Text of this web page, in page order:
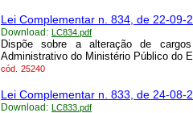
Lei Complementar n. 834, de 22-09-
Download: LC834.pdf
Dispõe sobre a alteração de
Administrativo do Ministério Público do
cód. 25240
Lei Complementar n. 833, de 24-08-
Download: LC833.pdf